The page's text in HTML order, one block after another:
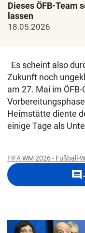
Dieses ÖFB-Team
lassen
18.05.2026
Es scheint also
Zukunft noch
am 27. Mai im
Heimstätte diente
einige Tage als
FIFA WM 2026 - Fußball-
comment